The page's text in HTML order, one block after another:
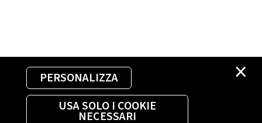
×
PERSONALIZZA
USA SOLO I COOKIE
NECESSARI